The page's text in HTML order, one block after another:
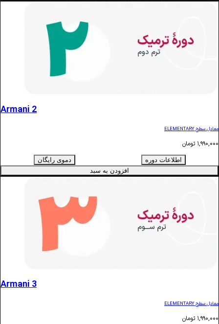
Armani 2
اطلاعات دوره
افزودن به سبد
Armani 3